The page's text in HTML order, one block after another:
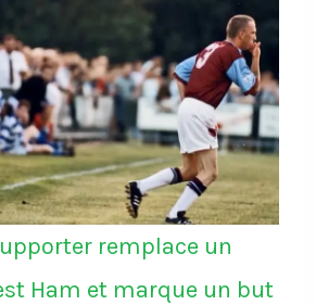
remplace un
Ham et marque un but